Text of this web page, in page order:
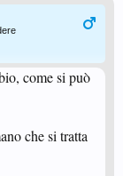
come si può
che si tratta